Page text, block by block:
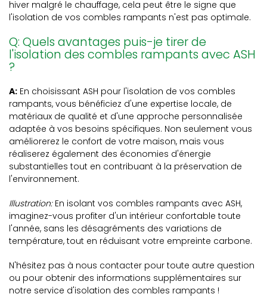
hiver malgré le chauffage, cela peut être le signe que
l'isolation de vos combles rampants n'est pas optimale.
Q: Quels avantages puis-je tirer de
l'isolation des combles rampants avec ASH
?
A: En choisissant ASH pour l'isolation de vos combles
rampants, vous bénéficiez d'une expertise locale, de
matériaux de qualité et d'une approche personnalisée
adaptée à vos besoins spécifiques. Non seulement vous
améliorerez le confort de votre maison, mais vous
réaliserez également des économies d'énergie
substantielles tout en contribuant à la préservation de
l'environnement.
Illustration:En isolant vos combles rampants avec ASH,
imaginez-vous profiter d'un intérieur confortable toute
l'année, sans les désagréments des variations de
température, tout en réduisant votre empreinte carbone.
N'hésitez pas à nous contacter pour toute autre question
ou pour obtenir des informations supplémentaires sur
notre service d'isolation des combles rampants !